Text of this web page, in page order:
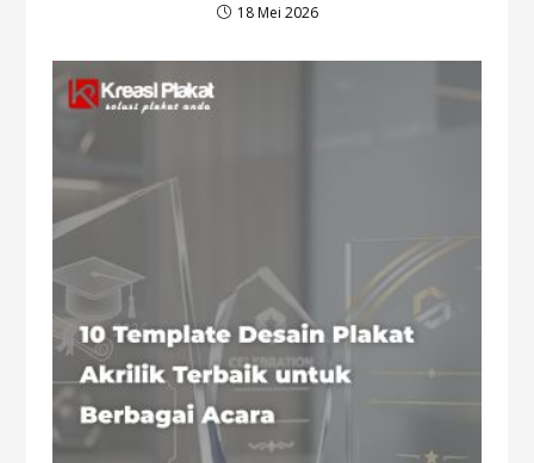
18 Mei 2026